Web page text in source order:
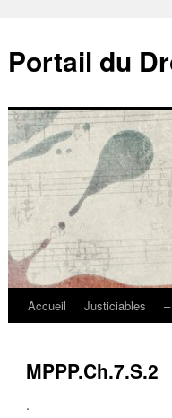
Portail du
Aller
contenu
Accueil Justiciables
MPPP.Ch.7.S.2
.